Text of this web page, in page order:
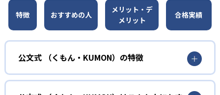
特徴 おすすめの人
メリット・デ
メリット
合格実績
公文式 （くもん・KUMON）の特徴
01
無学年式の学力別学習